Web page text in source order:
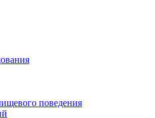
поведения